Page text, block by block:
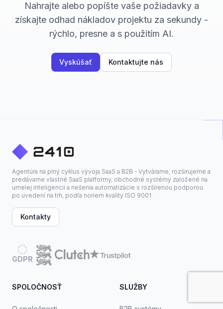
Nahrajte alebo popíšte vaše požiadavky a
získajte odhad nákladov projektu za sekundy -
rýchlo, presne a s použitím AI.
Vyskúšať Kontaktujte nás
Agentúra na plný cyklus vývoja SaaS a B2B - Vytvárame, rozširujeme a
predávame vlastné SaaS platformy, obchodné systémy založené na
umelej inteligencii a riešenia automatizácie s rozšírenou podporou
po uvedení na trh, podľa noriem kvality ISO 9001.
Kontakty
GDPR
SPOLOČNOSŤ SLUŽBY